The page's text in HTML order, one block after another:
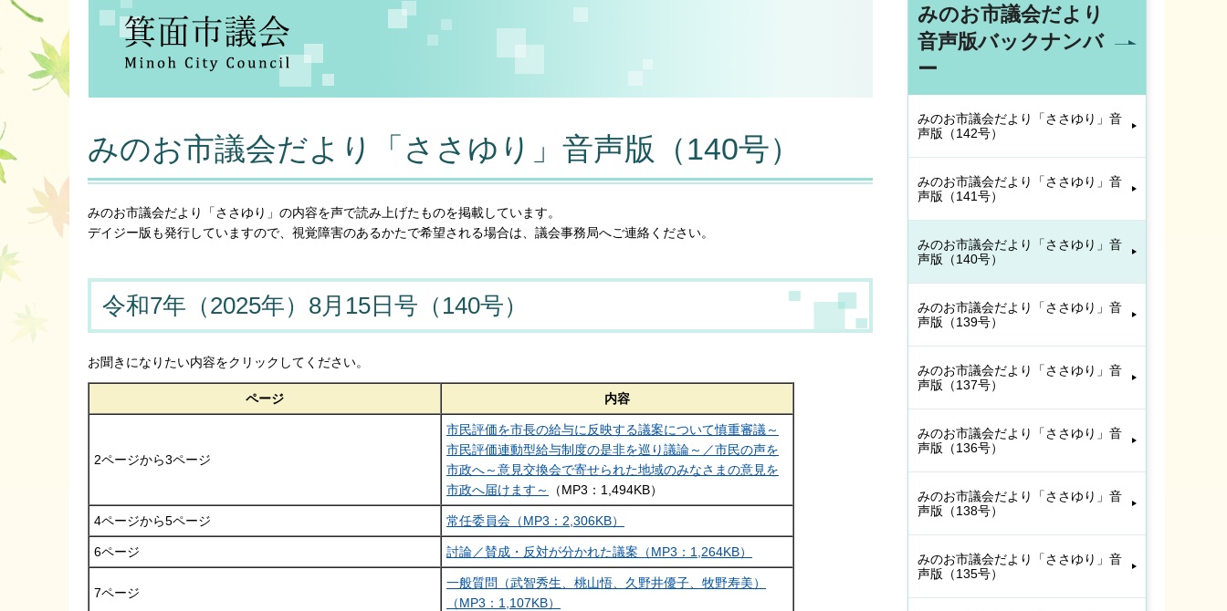
みのお市議会だより「ささゆり」音声版（140号）
みのお市議会だより「ささゆり」の内容を声で読み上げたものを掲載しています。
デイジー版も発行していますので、視覚障害のあるかたで希望される場合は、議会事務局へご連絡ください。
令和7年（2025年）8月15日号（140号）
お聞きになりたい内容をクリックしてください。
ページ 内容
2ページから3ページ
市民評価を市長の給与に反映する議案について慎重審議～
市民評価連動型給与制度の是非を巡り議論～／市民の声を
市政へ～意見交換会で寄せられた地域のみなさまの意見を
市政へ届けます～
（MP3：1,494KB）
4ページから5ページ 常任委員会（MP3：2,306KB）
6ページ 討論／賛成・反対が分かれた議案（MP3：1,264KB）
7ページ
一般質問（武智秀生、桃山悟、久野井優子、牧野寿美）
（MP3：1,107KB）
みのお市議会だより
音声版バックナンバ
ー
みのお市議会だより「ささゆり」音
声版（142号）
みのお市議会だより「ささゆり」音
声版（141号）
みのお市議会だより「ささゆり」音
声版（140号）
みのお市議会だより「ささゆり」音
声版（139号）
みのお市議会だより「ささゆり」音
声版（137号）
みのお市議会だより「ささゆり」音
声版（136号）
みのお市議会だより「ささゆり」音
声版（138号）
みのお市議会だより「ささゆり」音
声版（135号）